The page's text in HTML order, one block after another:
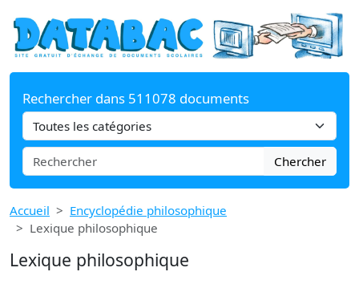
Rechercher dans 511078 documents
Chercher
Accueil
Encyclopédie philosophique
Lexique philosophique
Lexique philosophique